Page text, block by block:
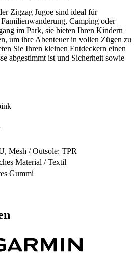
Zigzag Jugoe sind ideal für
Camping oder
im Park, sie bieten Ihren Kindern
um ihre Abenteuer in vollen Zügen zu
Sie Ihren kleinen Entdeckern einen
abgestimmt ist und Sicherheit sowie
Mesh / Outsole: TPR
Material / Textil
Gummi